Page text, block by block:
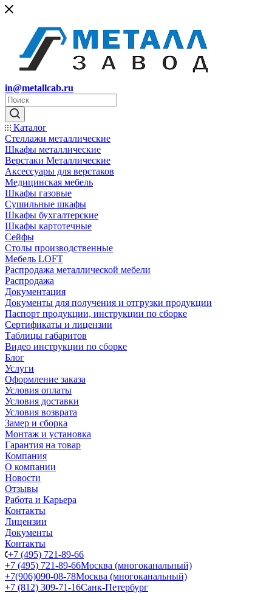
in@metallcab.ru
Каталог
Стеллажи металлические
Шкафы металлические
Верстаки Металлические
Аксессуары для верстаков
Медицинская мебель
Шкафы газовые
Сушильные шкафы
Шкафы бухгалтерские
Шкафы картотечные
Сейфы
Столы производственные
Мебель LOFT
Распродажа металлической мебели
Распродажа
Документация
Документы для получения и отгрузки продукции
Паспорт продукции, инструкции по сборке
Сертификаты и лицензии
Таблицы габаритов
Видео инструкции по сборке
Блог
Услуги
Оформление заказа
Условия оплаты
Условия доставки
Условия возврата
Замер и сборка
Монтаж и установка
Гарантия на товар
Компания
О компании
Новости
Отзывы
Работа и Карьера
Контакты
Лицензии
Документы
Контакты
+7 (495) 721-89-66
+7 (495) 721-89-66Москва (многоканальный)
+7(906)090-08-78Москва (многоканальный)
+7 (812) 309-71-16Санк-Петербург